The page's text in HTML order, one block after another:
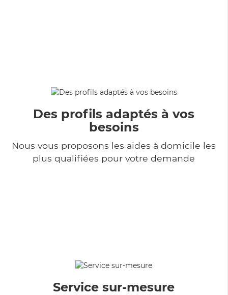
Des profils adaptés à vos
besoins
Nous vous proposons les aides à domicile les
plus qualifiées pour votre demande
Service sur-mesure